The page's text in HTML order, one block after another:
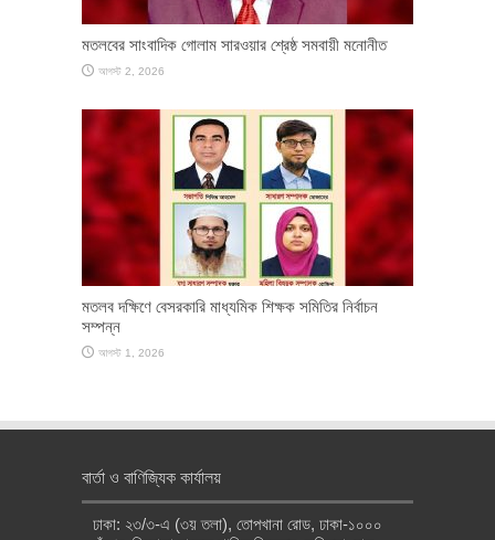
মতলবের সাংবাদিক গোলাম সারওয়ার শ্রেষ্ঠ সমবায়ী মনোনীত
আগস্ট 2, 2026
মতলব দক্ষিণে বেসরকারি মাধ্যমিক শিক্ষক সমিতির নির্বাচন
সম্পন্ন
আগস্ট 1, 2026
বার্তা ও বাণিজ্যিক কার্যালয়
ঢাকা: ২৩/৩-এ (৩য় তলা), তোপখানা রোড, ঢাকা-১০০০